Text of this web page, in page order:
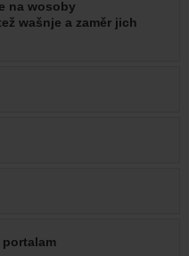
na wosoby
wašnje a zaměr jich